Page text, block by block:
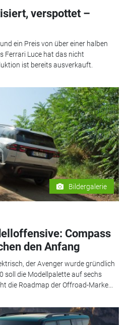
verspottet –
ein Preis von über einer halben
Ferrari Luce hat das nicht
ist bereits ausverkauft.
Bildergalerie
Compass
den Anfang
der Avenger wurde gründlich
soll die Modellpalette auf sechs
die Roadmap der Offroad-Marke...